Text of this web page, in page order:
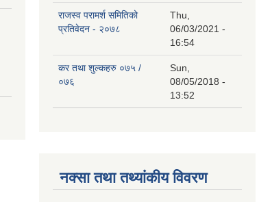
राजस्व परामर्श समितिको
प्रतिवेदन - २०७८
Thu,
06/03/2021 -
16:54
कर तथा शुल्कहरु ०७५ /
०७६
Sun,
08/05/2018 -
13:52
नक्सा तथा तथ्यांकीय विवरण